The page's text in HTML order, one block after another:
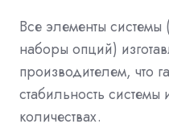
Все элементы
наборы опций)
производителем, что
стабильность
количествах.